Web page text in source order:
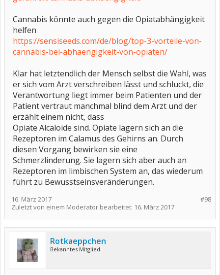
Cannabis könnte auch gegen die Opiatabhängigkeit
helfen
https://sensiseeds.com/de/blog/top-3-vorteile-von-
cannabis-bei-abhaengigkeit-von-opiaten/
Klar hat letztendlich der Mensch selbst die Wahl, was
er sich vom Arzt verschreiben lässt und schluckt, die
Verantwortung liegt immer beim Patienten und der
Patient vertraut manchmal blind dem Arzt und der
erzählt einem nicht, dass
Opiate Alcaloide sind. Opiate lagern sich an die
Rezeptoren im Calamus des Gehirns an. Durch
diesen Vorgang bewirken sie eine
Schmerzlinderung. Sie lagern sich aber auch an
Rezeptoren im limbischen System an, das wiederum
führt zu Bewusstseinsveränderungen.
#98
16. März 2017
Zuletzt von einem Moderator bearbeitet: 16. März 2017
Rotkaeppchen
Bekanntes Mitglied